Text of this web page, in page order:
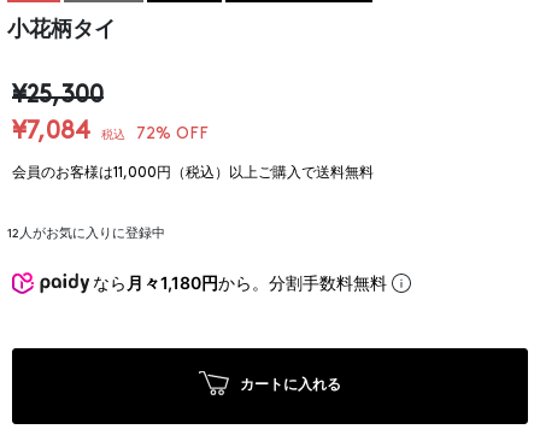
小花柄タイ
¥25,300
¥7,084
税込 72% OFF
会員のお客様は11,000円（税込）以上ご購入で送料無料
12 人がお気に入りに登録中
なら 月々1,180円から。分割手数料無料
カートに入れる